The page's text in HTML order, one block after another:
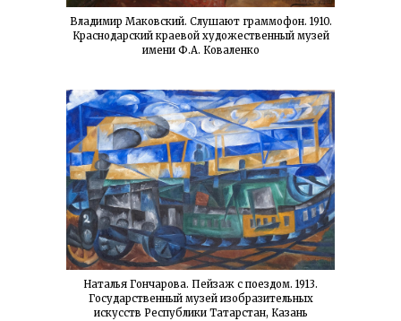
Владимир Маковский. Слушают граммофон. 1910.
Краснодарский краевой художественный музей
имени Ф.А. Коваленко
Наталья Гончарова. Пейзаж с поездом. 1913.
Государственный музей изобразительных
искусств Республики Татарстан, Казань